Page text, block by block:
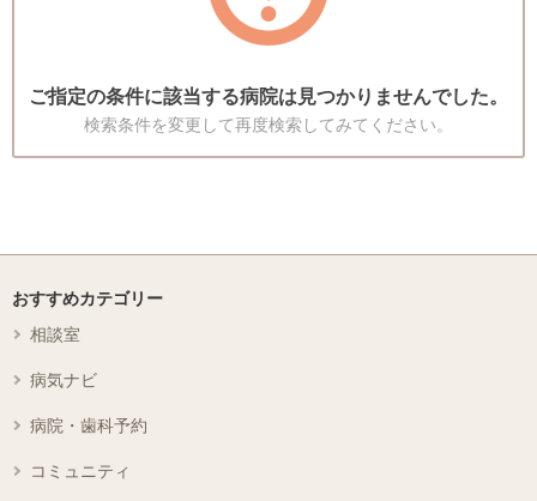
ご指定の条件に該当する病院は見つかりませんでした。
検索条件を変更して再度検索してみてください。
おすすめカテゴリー
相談室
病気ナビ
病院・歯科予約
コミュニティ